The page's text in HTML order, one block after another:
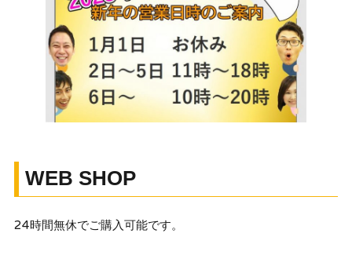
WEB SHOP
24時間無休でご購入可能です。